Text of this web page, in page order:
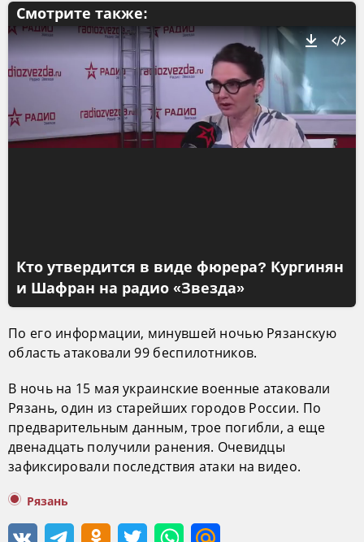
Смотрите также:
Кто утвердится в виде фюрера? Кургинян
и Шафран на радио «Звезда»
По его информации, минувшей ночью Рязанскую
область атаковали 99 беспилотников.
В ночь на 15 мая украинские военные атаковали
Рязань, один из старейших городов России. По
предварительным данным, трое погибли, а еще
двенадцать получили ранения. Очевидцы
зафиксировали последствия атаки на видео.
Рязань